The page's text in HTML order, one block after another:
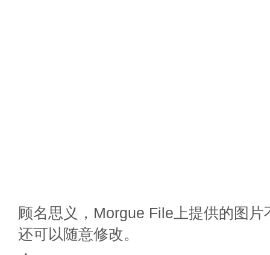
顾名思义，Morgue File上提供的图片
还可以随意修改。